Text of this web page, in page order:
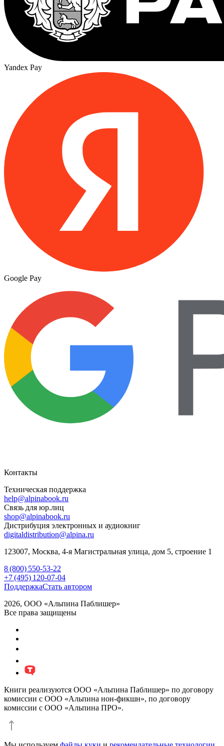
Yandex Pay
Google Pay
Контакты
Техническая поддержка
help@alpinabook.ru
Связь для юр.лиц
shop@alpinabook.ru
Дистрибуция электронных и аудиокниг
digitaldistribution@alpina.ru
123007, Москва, 4-я Магистральная улица, дом 5, строение 1
8 (800) 550-53-22
+7 (495) 120-07-04
ПоддержкаСтать автором
2026, ООО «Альпина Паблишер»
Все права защищены
Книги реализуются ООО «Альпина Паблишер» по договору
комиссии с ООО «Альпина нон-фикшн», по договору
комиссии с ООО «Альпина ПРО».